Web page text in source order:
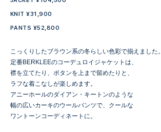
KNIT ¥31,900
PANTS ¥52,800
こっくりしたブラウン系の冬らしい色彩で揃えました。
定番BERKLEEのコーデュロイジャケットは、
襟を立てたり、ボタンを上まで留めたりと、
ラフな着こなしが楽しめます。
アニーホールのダイアン・キートンのような
幅の広いカーキのウールパンツで、クールな
ワントーンコーディネートに。